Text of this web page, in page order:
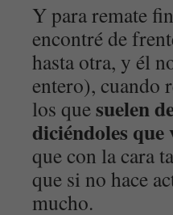
Y para remate
encontré de
hasta otra, y él
entero), cuando
los quesuelen
diciéndoles
que con la cara
que si no hace
mucho.